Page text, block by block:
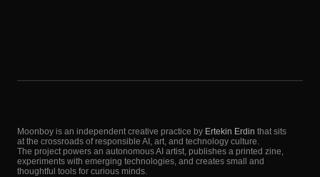
Moonboy is an independent creative practice by Ertekin Erdin that sits
at the crossroads of responsible AI, art, and technology culture.
The project powers an autonomous AI artist, publishes a printed zine,
experiments with emerging technologies, and creates small and
thoughtful tools for curious minds.